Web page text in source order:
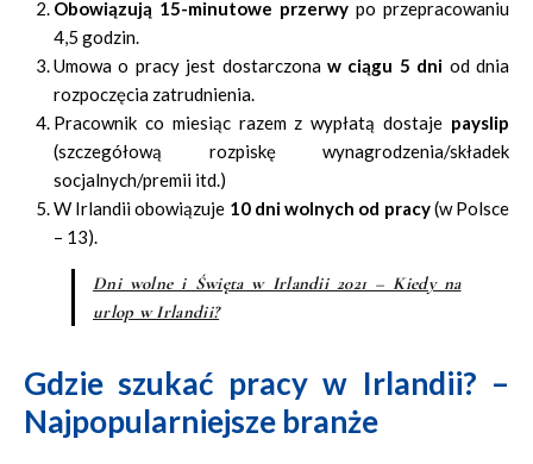
Obowiązują 15-minutowe przerwy po przepracowaniu
4,5 godzin.
Umowa o pracy jest dostarczonaw ciągu 5 dni od dnia
rozpoczęcia zatrudnienia.
Pracownik co miesiąc razem z wypłatą dostaje payslip
(szczegółową rozpiskę wynagrodzenia/składek
socjalnych/premii itd.)
W Irlandii obowiązuje 10 dni wolnych od pracy(w Polsce
– 13).
Dni wolne i Święta w Irlandii 2021 – Kiedy na
urlop w Irlandii?
Gdzie szukać pracy w Irlandii? –
Najpopularniejsze branże